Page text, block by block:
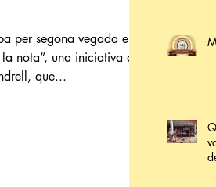
per segona vegada en el
nota”, una iniciativa del
CdA Pau Casals del Vendrell, que...